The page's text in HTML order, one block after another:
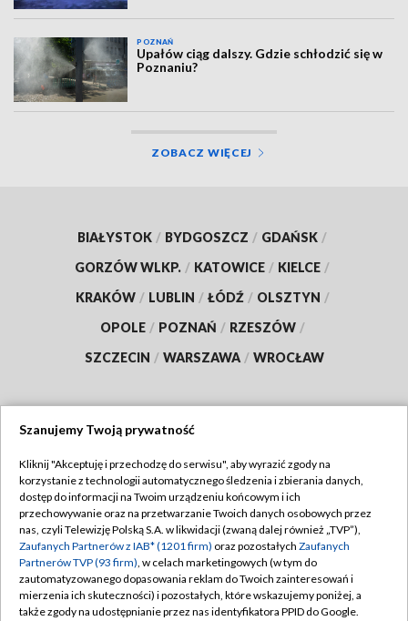
POZNAŃ
Upałów ciąg dalszy. Gdzie schłodzić się w
Poznaniu?
ZOBACZ WIĘCEJ
BIAŁYSTOK / BYDGOSZCZ / GDAŃSK /
GORZÓW WLKP. / KATOWICE / KIELCE /
KRAKÓW / LUBLIN / ŁÓDŹ / OLSZTYN /
OPOLE / POZNAŃ / RZESZÓW /
SZCZECIN / WARSZAWA / WROCŁAW
TVP
Abonament TVP
Emisja w TVP
Centrum informacji TVP
Naziemna Telewizja Cyfrowa
Regulamin TVP
Polityka prywatności
Moje zgody
Pomoc
Szanujemy Twoją prywatność
Kliknij "Akceptuję i przechodzę do serwisu", aby wyrazić zgody na
korzystanie z technologii automatycznego śledzenia i zbierania danych,
dostęp do informacji na Twoim urządzeniu końcowym i ich
przechowywanie oraz na przetwarzanie Twoich danych osobowych przez
nas, czyli Telewizję Polską S.A. w likwidacji (zwaną dalej również „TVP”),
Zaufanych Partnerów z IAB* (1201 firm) oraz pozostałych Zaufanych
Partnerów TVP (93 firm), w celach marketingowych (w tym do
zautomatyzowanego dopasowania reklam do Twoich zainteresowań i
mierzenia ich skuteczności) i pozostałych, które wskazujemy poniżej, a
także zgody na udostępnianie przez nas identyfikatora PPID do Google.